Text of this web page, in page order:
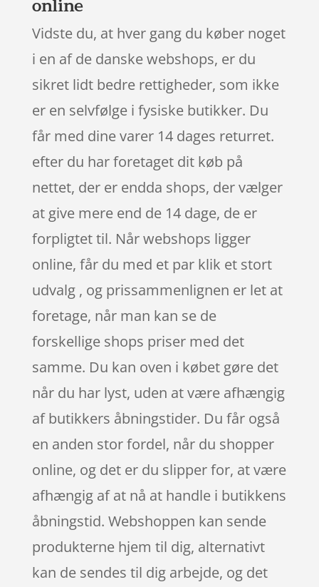
online
Vidste du, at hver gang du køber noget
i en af de danske webshops, er du
sikret lidt bedre rettigheder, som ikke
er en selvfølge i fysiske butikker. Du
får med dine varer 14 dages returret.
efter du har foretaget dit køb på
nettet, der er endda shops, der vælger
at give mere end de 14 dage, de er
forpligtet til. Når webshops ligger
online, får du med et par klik et stort
udvalg , og prissammenlignen er let at
foretage, når man kan se de
forskellige shops priser med det
samme. Du kan oven i købet gøre det
når du har lyst, uden at være afhængig
af butikkers åbningstider. Du får også
en anden stor fordel, når du shopper
online, og det er du slipper for, at være
afhængig af at nå at handle i butikkens
åbningstid. Webshoppen kan sende
produkterne hjem til dig, alternativt
kan de sendes til dig arbejde, og det